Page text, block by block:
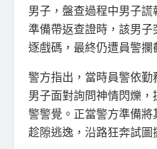
男子，盤查過程中男子
準備帶返查證時，該男
逐戲碼，最終仍遭員警攔
警方指出，當時員警依
男子面對詢問神情閃爍
警警覺。正當警方準備
趁隙逃逸，沿路狂奔試圖